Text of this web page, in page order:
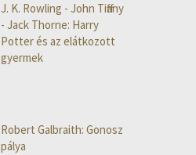
J. K. Rowling - John Tiffany
- Jack Thorne: Harry
Potter és az elátkozott
gyermek
Robert Galbraith: Gonosz
pálya